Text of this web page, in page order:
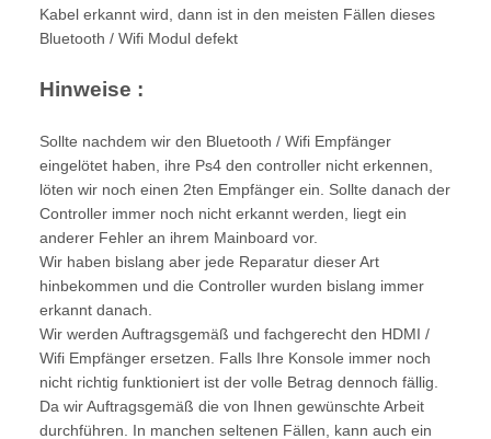
Kabel erkannt wird, dann ist in den meisten Fällen dieses
Bluetooth / Wifi Modul defekt
Hinweise :
Sollte nachdem wir den Bluetooth / Wifi Empfänger
eingelötet haben, ihre Ps4 den controller nicht erkennen,
löten wir noch einen 2ten Empfänger ein. Sollte danach der
Controller immer noch nicht erkannt werden, liegt ein
anderer Fehler an ihrem Mainboard vor.
Wir haben bislang aber jede Reparatur dieser Art
hinbekommen und die Controller wurden bislang immer
erkannt danach.
Wir werden Auftragsgemäß und fachgerecht den HDMI /
Wifi Empfänger ersetzen. Falls Ihre Konsole immer noch
nicht richtig funktioniert ist der volle Betrag dennoch fällig.
Da wir Auftragsgemäß die von Ihnen gewünschte Arbeit
durchführen. In manchen seltenen Fällen, kann auch ein